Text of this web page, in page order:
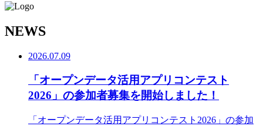
NEWS
2026.07.09
「オープンデータ活用アプリコンテスト
2026」の参加者募集を開始しました！
「オープンデータ活用アプリコンテスト2026」の参加